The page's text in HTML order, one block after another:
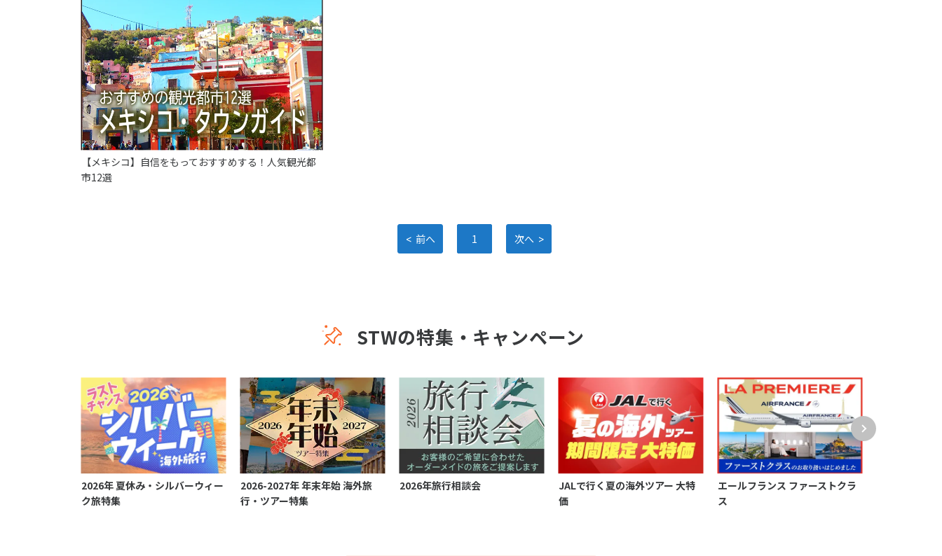
【メキシコ】自信をもっておすすめする！人気観光都
市12選
< 前へ 1 次へ >
STWの特集・キャンペーン
2026年 夏休み・シルバーウィー
ク旅特集
2026-2027年 年末年始 海外旅
行・ツアー特集
2026年旅行相談会
JALで行く夏の海外ツアー 大特
価
エールフランス ファーストクラ
ス